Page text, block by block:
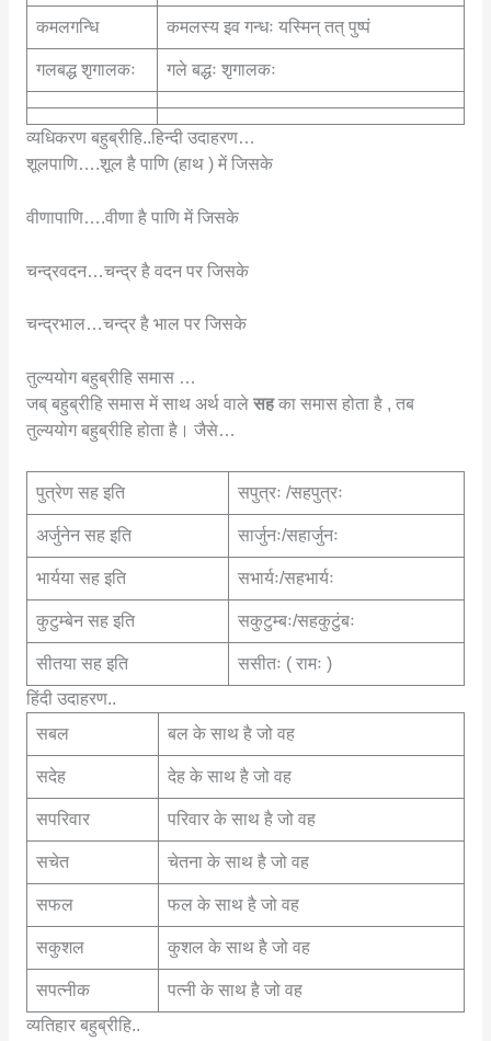
कमलगन्धि कमलस्य इव गन्धः यस्मिन् तत् पुष्पं
गलबद्ध शृगालकः गले बद्धः शृगालकः
व्यधिकरण बहुब्रीहि..हिन्दी उदाहरण…
शूलपाणि….शूल है पाणि (हाथ ) में जिसके
वीणापाणि….वीणा है पाणि में जिसके
चन्द्रवदन…चन्द्र है वदन पर जिसके
चन्द्रभाल…चन्द्र है भाल पर जिसके
तुल्ययोग बहुब्रीहि समास …
जब् बहुब्रीहि समास में साथ अर्थ वाले सहका समास होता है , तब
तुल्ययोग बहुब्रीहि होता है। जैसे…
पुत्रेण सह इति सपुत्रः /सहपुत्रः
अर्जुनेन सह इति सार्जुनः/सहार्जुनः
भार्यया सह इति सभार्यः/सहभार्यः
कुटुम्बेन सह इति सकुटुम्बः/सहकुटुंबः
सीतया सह इति
ससीतः ( रामः )
हिंदी उदाहरण..
सबल
बल के साथ है जो वह
सदेह देह के साथ है जो वह
सपरिवार परिवार के साथ है जो वह
सचेत चेतना के साथ है जो वह
सफल फल के साथ है जो वह
सकुशल कुशल के साथ है जो वह
सपत्नीक
पत्नी के साथ है जो वह
व्यतिहार बहुब्रीहि..